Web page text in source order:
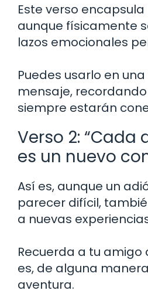
Este verso
aunque físicamente
lazos emocionales
Puedes usarlo en
mensaje,
siempre estarán
Verso 2: “Cada
es un nuevo
Así es, aunque un
parecer difícil,
a nuevas
Recuerda a tu amigo
es, de alguna
aventura.